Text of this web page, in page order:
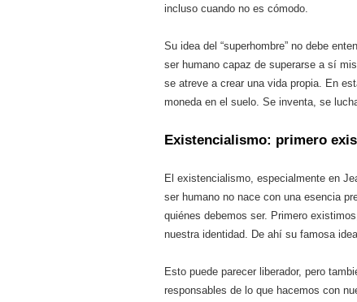
incluso cuando no es cómodo.
Su idea del “superhombre” no debe
ser humano capaz de superarse a sí
se atreve a crear una vida propia. En
moneda en el suelo. Se inventa, se
Existencialismo: primero
El existencialismo, especialmente en
ser humano no nace con una esencia
quiénes debemos ser. Primero
nuestra identidad. De ahí su famosa
Esto puede parecer liberador, pero
responsables de lo que hacemos con